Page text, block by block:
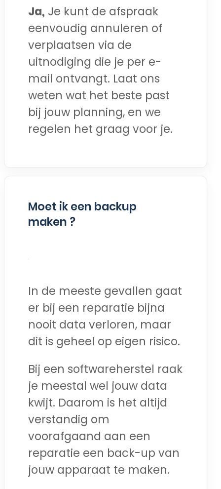
Ja, Je kunt de afspraak
eenvoudig annuleren of
verplaatsen via de
uitnodiging die je per e-
mail ontvangt. Laat ons
weten wat het beste past
bij jouw planning, en we
regelen het graag voor je.
Moet ik een backup
maken ?
In de meeste gevallen gaat
er bij een reparatie bijna
nooit data verloren, maar
dit is geheel op eigen risico.
Bij een softwareherstel raak
je meestal wel jouw data
kwijt. Daarom is het altijd
verstandig om
voorafgaand aan een
reparatie een back-up van
jouw apparaat te maken.